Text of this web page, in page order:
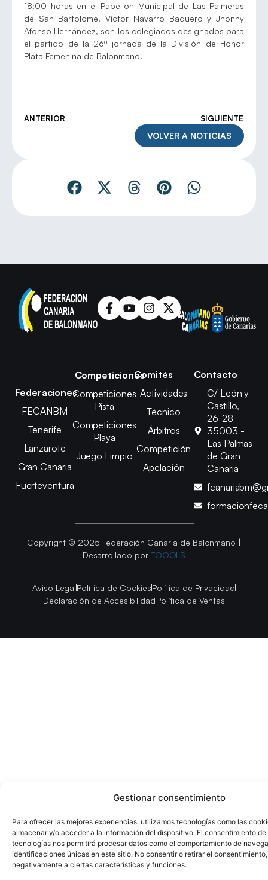
Gestionar consentimiento
Para ofrecer las mejores experiencias, utilizamos tecnologías como las
almacenar y/o acceder a la información del dispositivo. El consentimiento de
tecnologías nos permitirá procesar datos como el comportamiento de
identificaciones únicas en este sitio. No consentir o retirar el
negativamente a ciertas características y funciones.
18:00 horas en el Pabellón Municipal de Las Palmeras
de San Bartolomé. Víctor Navarro Baquero y Jhonny
Afonso Hernández, son los colegiados designados para
el partido de la 26º jornada de la División de Honor
Plata Femenina de Balonmano.
ANTERIOR SIGUIENTE
VOLVER A NOTICIAS
Federaciones
FECANBM
Tenerife
Lanzarote
Gran Canaria
Fuerteventura
Competiciones
Competiciones
Pista
Competiciones
Playa
Juego Limpio
Comités
Actividades
Técnico
Árbitros
Competición
Apelación
Contacto
C/ León y
Castillo,
26-28
35003 -
Las Palmas
de Gran
Canaria
Copyright © 2025 Federación Canaria de Balonmano |
Desarrollado por TOOOLS
Aviso LegalPolítica de CookiesPolítica de Privacidad
Declaración de AccesibilidadPolítica de Ventas